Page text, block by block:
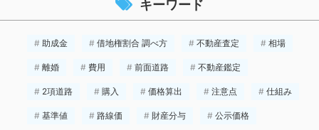
キーワード
助成金 借地権割合 調べ方 不動産査定 相場
離婚 費用 前面道路 不動産鑑定
2項道路 購入 価格算出 注意点 仕組み
基準値 路線価 財産分与 公示価格